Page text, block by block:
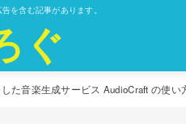
を含む記事があります。
ぐ
た音楽生成サービス AudioCraft の使い